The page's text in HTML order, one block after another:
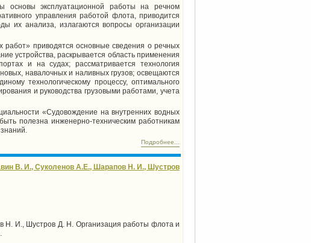
основы эксплуатационной работы на речном
управления работой флота, приводится
их анализа, излагаются вопросы организации
работ» приводятся основные сведения о речных
устройства, раскрывается область применения
и на судах; рассматривается технология
навалочных и наливных грузов; освещаются
технологическому процессу, оптимального
и руководства грузовыми работами, учета
«Судовождение на внутренних водных
полезна инженерно-техническим работникам
Подробнее...
В. И., Суколенов А.Е., Шарапов Н. И., Шустров
Н. И., Шустров Д. Н. Организация работы флота и